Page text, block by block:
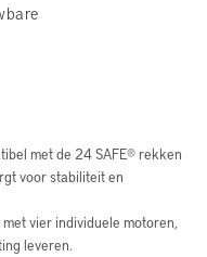
met de 24 SAFE® rekken
voor stabiliteit en
met vier individuele motoren,
leveren.